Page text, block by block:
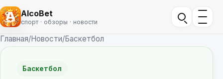
AlcoBet
спорт · обзоры · новости
Главная/Новости/Баскетбол
Баскетбол